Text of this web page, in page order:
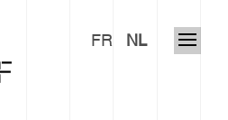
FR NL